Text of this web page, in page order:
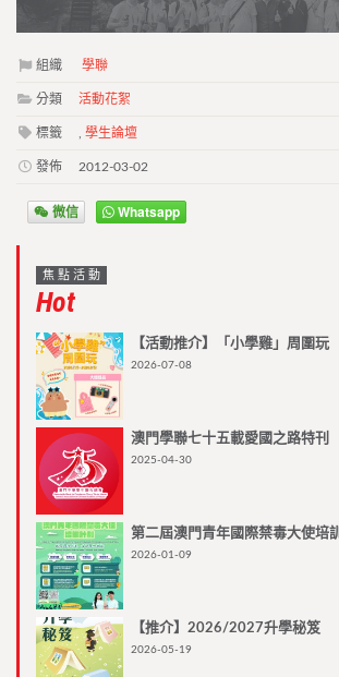
組織 學聯
分類 活動花絮
標籤 , 學生論壇
發佈 2012-03-02
微信 Whatsapp
焦點活動
Hot
【活動推介】「小學雞」周圍玩
2026-07-08
澳門學聯七十五載愛國之路特刊
2025-04-30
第二屆澳門青年國際禁毒大使培
2026-01-09
【推介】2026/2027升學秘笈
2026-05-19